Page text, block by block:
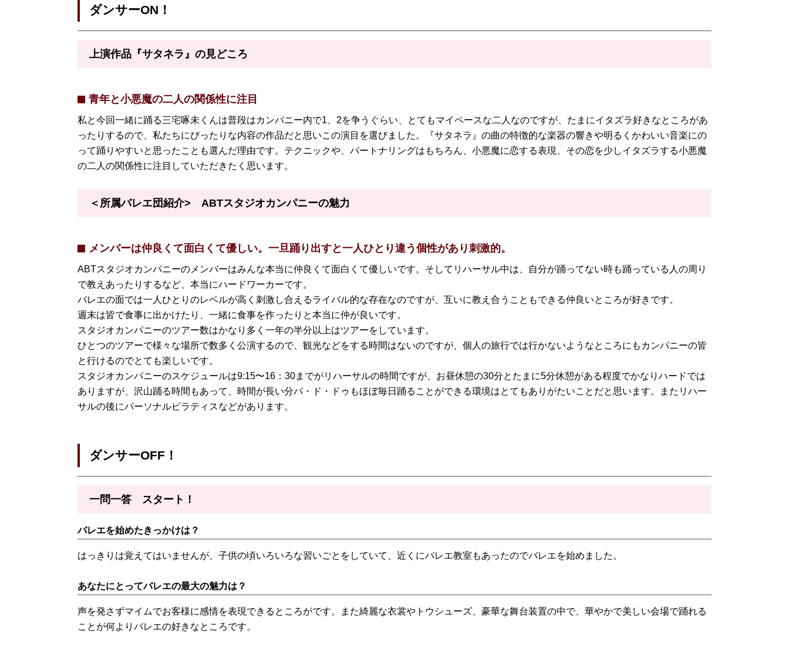
ダンサーON！
上演作品『サタネラ 』の見どころ
青年と小悪魔の二人の関係性に注目
私と今回一緒に踊る三宅啄未くんは普段はカンパニー内で1、 2を争うぐらい、とてもマイペースな二人なのですが、 たまにイタズラ好きなところがあ
ったりするので、 私たちにぴったりな内容の作品だと思いこの演目を選びました。『サタネラ』 の曲の特徴的な楽器の響きや明るくかわいい音楽にの
って踊りやすいと思ったことも選んだ理由です。テクニックや、 パートナリングはもちろん、小悪魔に恋する表現、 その恋を少しイタズラする小悪魔
の二人の関係性に注目していただきたく思います。
＜所属バレエ団紹介> ABTスタジオカンパニーの魅力
メンバーは仲良くて面白くて優しい。一旦踊り出すと一人ひとり違う個性があり刺激的。
ABTスタジオカンパニーのメンバーはみんな本当に仲良くて面白くて優しいです。そしてリハーサル中は、自分が踊ってない時も踊っている人の周り
で教えあったりするなど、本当にハードワーカーです。
バレエの面では一人ひとりのレベルが高く刺激し合えるライバル的な存在なのですが、互いに教え合うこともできる仲良いところが好きです。
週末は皆で食事に出かけたり、一緒に食事を作ったりと本当に仲が良いです。
スタジオカンパニーのツアー数はかなり多く一年の半分以上はツアーをしています。
ひとつのツアーで様々な場所で数多く公演するので、観光などをする時間はないのですが、個人の旅行では行かないようなところにもカンパニーの皆
と行けるのでとても楽しいです。
スタジオカンパニーのスケジュールは9:15〜16：30までがリハーサルの時間ですが、お昼休憩の30分とたまに5分休憩がある程度でかなりハードでは
ありますが、沢山踊る時間もあって、時間が長い分パ・ド・ドゥもほぼ毎日踊ることができる環境はとてもありがたいことだと思います。またリハー
サルの後にパーソナルピラティスなどがあります。
ダンサーOFF！
一問一答 スタート！
バレエを始めたきっかけは？
はっきりは覚えてはいませんが、子供の頃いろいろな習いごとをしていて、近くにバレエ教室もあったのでバレエを始めました。
あなたにとってバレエの最大の魅力は？
声を発さずマイムでお客様に感情を表現できるところがです。また綺麗な衣裳やトウシューズ、豪華な舞台装置の中で、華やかで美しい会場で踊れる
ことが何よりバレエの好きなところです。